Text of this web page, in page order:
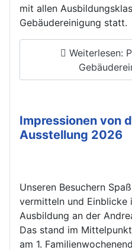
mit allen
Gebäudereinigung statt.
Weiterlesen:
Impressionen von
Ausstellung 2026
Unseren Besuchern
vermitteln und Einblicke
Ausbildung an der
Das stand im
am 1.